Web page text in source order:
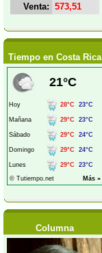
Venta: 573,51
Tiempo en Costa Rica
Columna